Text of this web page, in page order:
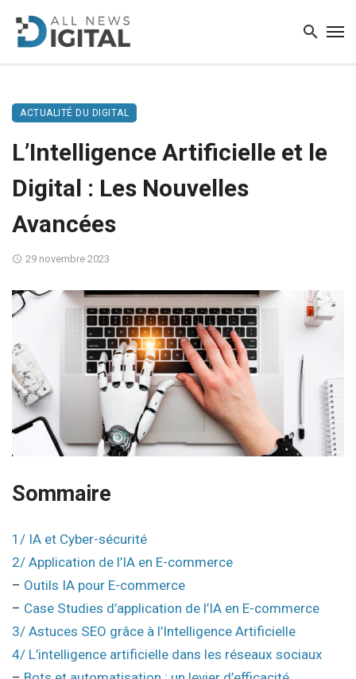
ACTUALITÉ DU DIGITAL
L’Intelligence Artificielle et le
Digital : Les Nouvelles
Avancées
29 novembre 2023
Sommaire
1/ IA et Cyber-sécurité
2/ Application de l’IA en E-commerce
– Outils IA pour E-commerce
– Case Studies d’application de l’IA en E-commerce
3/ Astuces SEO grâce à l’Intelligence Artificielle
4/ L’intelligence artificielle dans les réseaux sociaux